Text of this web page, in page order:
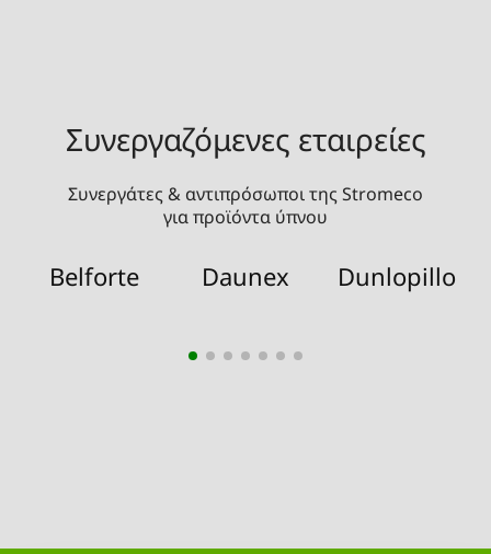
Συνεργαζόμενες εταιρείες
Συνεργάτες & αντιπρόσωποι της Stromeco
για προϊόντα ύπνου
Belforte Daunex Dunlopillo